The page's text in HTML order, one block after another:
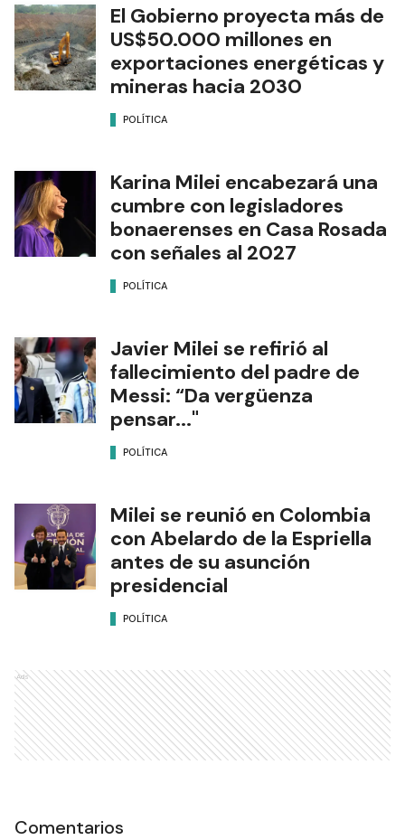
El Gobierno proyecta más de
US$50.000 millones en
exportaciones energéticas y
mineras hacia 2030
POLÍTICA
Karina Milei encabezará una
cumbre con legisladores
bonaerenses en Casa Rosada
con señales al 2027
POLÍTICA
Javier Milei se refirió al
fallecimiento del padre de
Messi: “Da vergüenza
pensar..."
POLÍTICA
Milei se reunió en Colombia
con Abelardo de la Espriella
antes de su asunción
presidencial
POLÍTICA
Ads
Comentarios